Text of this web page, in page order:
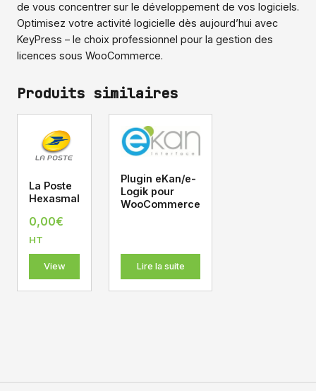
de vous concentrer sur le développement de vos logiciels.
Optimisez votre activité logicielle dès aujourd’hui avec
KeyPress – le choix professionnel pour la gestion des
licences sous WooCommerce.
Produits similaires
La Poste
Hexasmal
0,00€
HT
View
Plugin eKan/e-
Logik pour
WooCommerce
Lire la suite